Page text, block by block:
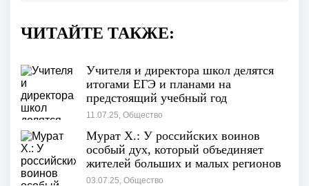
ЧИТАЙТЕ ТАКЖЕ:
Учителя и директора школ делятся
итогами ЕГЭ и планами на
предстоящий учебный год
11.07.25, Общество
Мурат Х.: У российских воинов
особый дух, который объединяет
жителей больших и малых регионов
нашей страны
03.07.25, Общество